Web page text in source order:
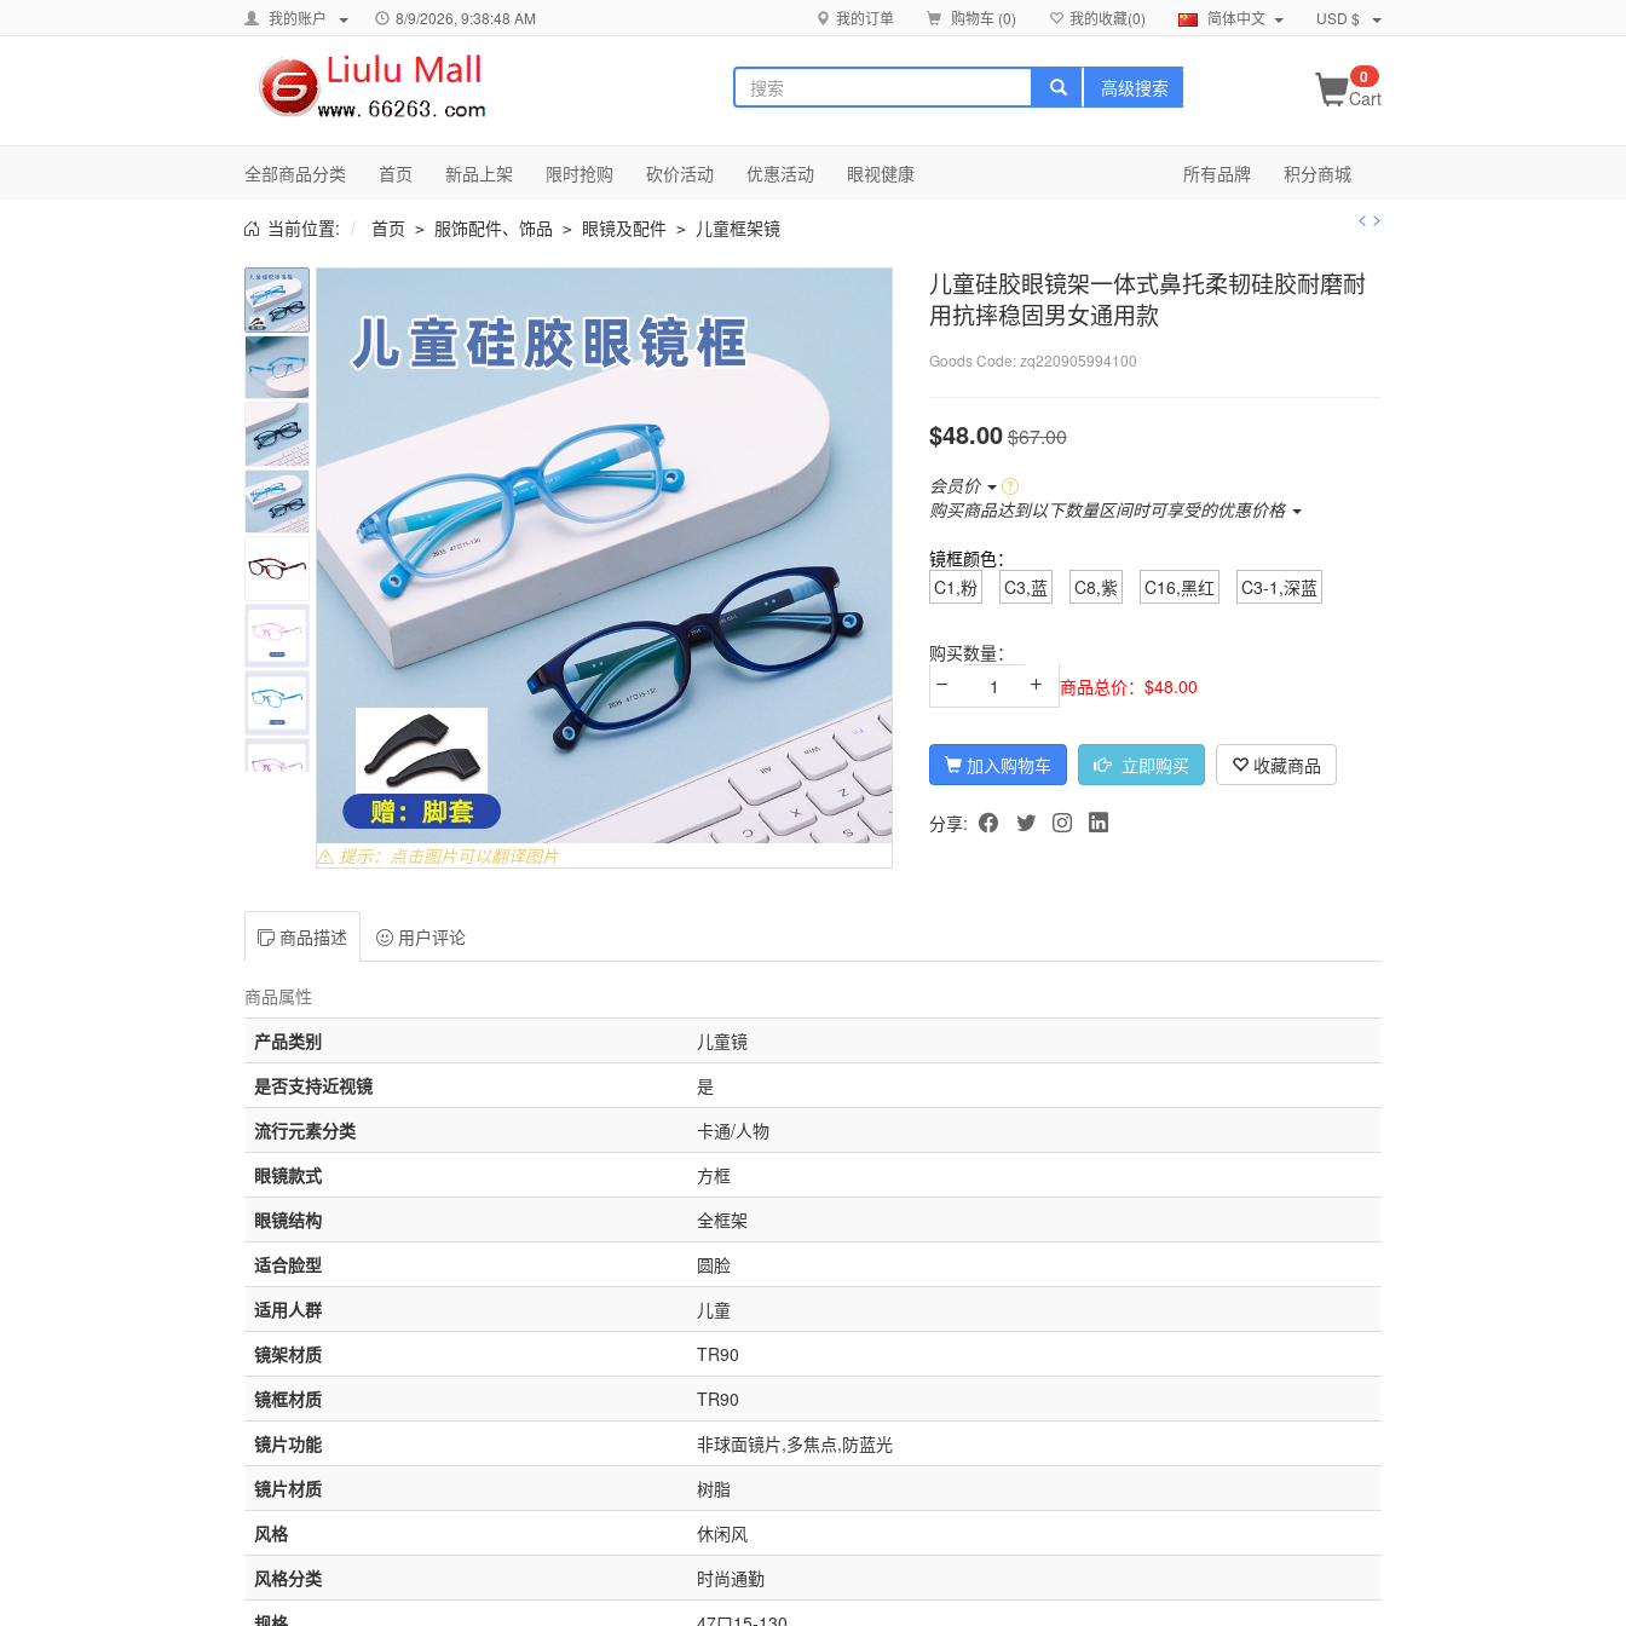
我的账户 8/9/2026, 9:38:49 AM 我的订单 购物车 (0) 我的收藏(0) 简体中文 USD $
高级搜索 Cart
0
全部商品分类 首页 新品上架 限时抢购 砍价活动 优惠活动 眼视健康 积分商城
所有品牌
当前位置: 首页 > 服饰配件、饰品 > 眼镜及配件 > 儿童框架镜 < >
提示：点击图片可以翻译图片
儿童硅胶眼镜架一体式鼻托柔韧硅胶耐磨耐
用抗摔稳固男女通用款
Goods Code:zq220905994100
$48.00$67.00
会员价
购买商品达到以下数量区间时可享受的优惠价格
镜框颜色：
C1,粉
C3,蓝 C8,紫 C16,黑红 C3-1,深蓝
购买数量：
商品总价：$48.00
加入购物车 立即购买 收藏商品
分享:
商品描述 用户评论
商品属性
产品类别
儿童镜
是否支持近视镜
是
流行元素分类
卡通/人物
眼镜款式
方框
眼镜结构
全框架
适合脸型
圆脸
适用人群
儿童
镜架材质
TR90
镜框材质
TR90
镜片功能
非球面镜片,多焦点,防蓝光
镜片材质
树脂
风格
休闲风
风格分类
时尚通勤